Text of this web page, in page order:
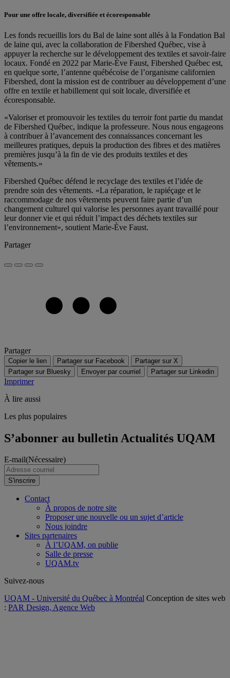
Pour une offre locale, diversifiée et écoresponsable
Les fonds recueillis lors du Bal de laine sont allés à la Fondation Bal
de laine qui, avec la collaboration de Fibershed Québec, vise à
appuyer la recherche sur le développement des textiles et savoir-faire
locaux. Fondé en 2022 par Marie-Ève Faust, Fibershed Québec est,
en quelque sorte, l’antenne québécoise de l’organisme californien
Fibershed, dont la mission est de contribuer au développement d’une
offre en textile et habillement qui soit locale, diversifiée et
écoresponsable.
«Valoriser et promouvoir les textiles du terroir font partie du mandat
de Fibershed Québec, indique la professeure. Nous nous engageons
à contribuer à l’avancement des connaissances concernant les
meilleures pratiques, depuis la production des fibres et des matières
premières jusqu’à la fin de vie des produits textiles et des
vêtements.»
Fibershed Québec défend le recyclage des textiles et l’idée de
prendre soin des vêtements. «La réparation, le rapiéçage et le
raccommodage de nos vêtements peuvent faire partie d’un
changement culturel qui valorise les personnes ayant travaillé pour
leur donner vie et qui réduit l’impact des déchets textiles sur
l’environnement», soutient Marie-Ève Faust.
Partager
Partager
Copier le lien Partager sur Facebook
Partager sur X
Partager sur Bluesky
Envoyer par courriel Partager sur Linkedin
Imprimer
À lire aussi
Les plus populaires
S’abonner au bulletin Actualités UQAM
E-mail(Nécessaire)
S'inscrire
Contact
À propos de notre site
Proposer une nouvelle ou un sujet d’article
Nous joindre
Sites partenaires
À l’UQAM, on publie
Salle de presse
UQAM.tv
Suivez-nous
UQAM - Université du Québec à Montréal Conception de sites web
: PAR Design, Agence Web